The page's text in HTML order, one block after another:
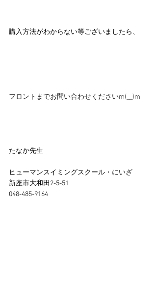
購入方法がわからない等ございましたら、
フロントまでお問い合わせくださいm(__)m
たなか先生
ヒューマンスイミングスクール・にいざ
新座市大和田2-5-51
048-485-9164